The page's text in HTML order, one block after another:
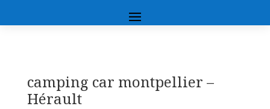
camping car montpellier –
Hérault